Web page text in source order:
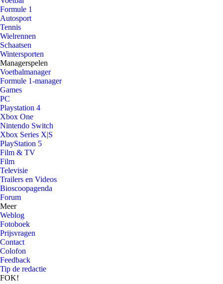
Formule 1
Autosport
Tennis
Wielrennen
Schaatsen
Wintersporten
Managerspelen
Voetbalmanager
Formule 1-manager
Games
PC
Playstation 4
Xbox One
Nintendo Switch
Xbox Series X|S
PlayStation 5
Film & TV
Film
Televisie
Trailers en Videos
Bioscoopagenda
Forum
Meer
Weblog
Fotoboek
Prijsvragen
Contact
Colofon
Feedback
Tip de redactie
FOK!